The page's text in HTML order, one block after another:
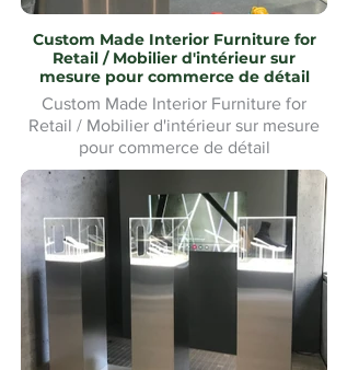
Custom Made Interior Furniture for
Retail / Mobilier d'intérieur sur
mesure pour commerce de détail
Custom Made Interior Furniture for
Retail / Mobilier d'intérieur sur mesure
pour commerce de détail